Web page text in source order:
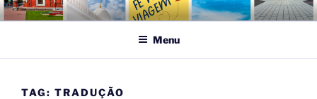
Pular
para
conteúdo
FÉ NA VIAGEM
Turismo Religioso
Menu
TAG: TRADUÇÃO